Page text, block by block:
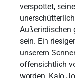
verspottet,
Außerirdischen
sein. Ein
unserem
offensichtlich
worden. Kalo